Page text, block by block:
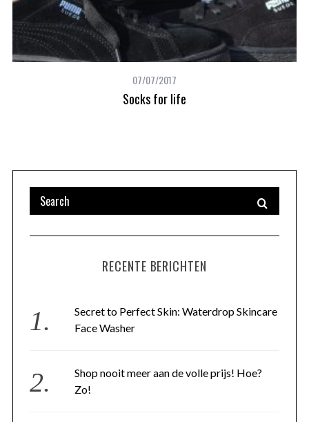
07/07/2017
Socks for life
RECENTE BERICHTEN
Secret to Perfect Skin: Waterdrop Skincare
Face Washer
Shop nooit meer aan de volle prijs! Hoe?
Zo!